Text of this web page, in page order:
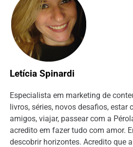
Letícia Spinardi
Especialista em marketing de
livros, séries, novos desafios, estar
amigos, viajar, passear com a
acredito em fazer tudo com amor.
descobrir horizontes. Acredito que